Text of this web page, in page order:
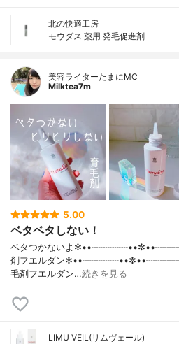
北の快適工房
モウダス 薬用 発毛促進剤
美容ライターたまにMC
Milktea7m
5.00
ベタベタしない！
ベタつかないよ
剤フエルダン
毛剤フエルダン…続きを見る
LIMU VEIL(リムヴェール)